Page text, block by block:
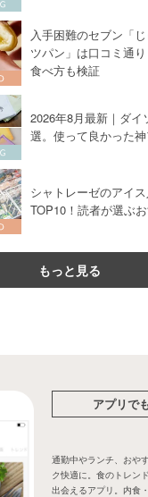
入手困難のセブン「
ツパン」は口コミ通
食べ方も検証
2026年8月最新｜ダイ
選。使って良かった
シャトレーゼのアイ
TOP10！読者が選ぶ
もっと見る
アプリで
通勤中やランチ、おや
ク快適に。食のトレン
出会えるアプリ。内食